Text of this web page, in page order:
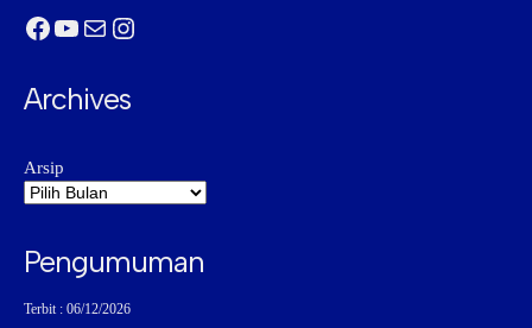
Facebook
YouTube
MailInstagram
Archives
Arsip
Pengumuman
Terbit : 06/12/2026